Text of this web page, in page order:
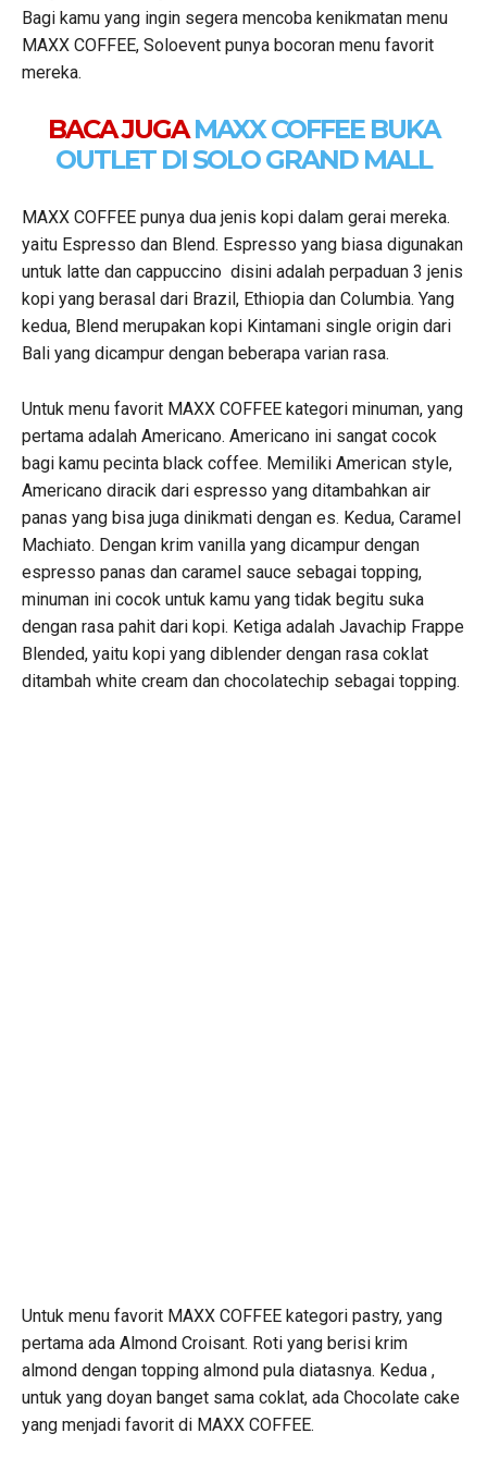
Bagi kamu yang ingin segera mencoba kenikmatan menu
MAXX COFFEE, Soloevent punya bocoran menu favorit
mereka.
BACA JUGAMAXX COFFEE BUKA
OUTLET DI SOLO GRAND MALL
MAXX COFFEE punya dua jenis kopi dalam gerai mereka.
yaitu Espresso dan Blend. Espresso yang biasa digunakan
untuk latte dan cappuccino disini adalah perpaduan 3 jenis
kopi yang berasal dari Brazil, Ethiopia dan Columbia. Yang
kedua, Blend merupakan kopi Kintamani single origin dari
Bali yang dicampur dengan beberapa varian rasa.
Untuk menu favorit MAXX COFFEE kategori minuman, yang
pertama adalah Americano. Americano ini sangat cocok
bagi kamu pecinta black coffee. Memiliki American style,
Americano diracik dari espresso yang ditambahkan air
panas yang bisa juga dinikmati dengan es. Kedua, Caramel
Machiato. Dengan krim vanilla yang dicampur dengan
espresso panas dan caramel sauce sebagai topping,
minuman ini cocok untuk kamu yang tidak begitu suka
dengan rasa pahit dari kopi. Ketiga adalah Javachip Frappe
Blended, yaitu kopi yang diblender dengan rasa coklat
ditambah white cream dan chocolatechip sebagai topping.
Untuk menu favorit MAXX COFFEE kategori pastry, yang
pertama ada Almond Croisant. Roti yang berisi krim
almond dengan topping almond pula diatasnya. Kedua ,
untuk yang doyan banget sama coklat, ada Chocolate cake
yang menjadi favorit di MAXX COFFEE.